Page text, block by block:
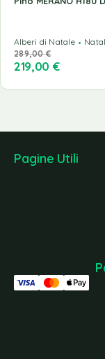
Alberi di Natale
289,00€
219,00 €
Pagine Utili